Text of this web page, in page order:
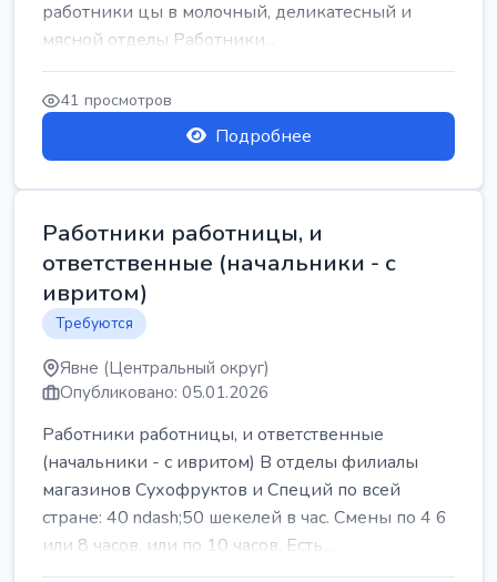
работники цы в молочный, деликатесный и
мясной отделы Работники...
41 просмотров
Подробнее
Работники работницы, и
ответственные (начальники - с
ивритом)
Требуются
Явне (Центральный округ)
Опубликовано: 05.01.2026
Работники работницы, и ответственные
(начальники - с ивритом) В отделы филиалы
магазинов Сухофруктов и Специй по всей
стране: 40 ndash;50 шекелей в час. Смены по 4 6
или 8 часов, или по 10 часов. Есть...